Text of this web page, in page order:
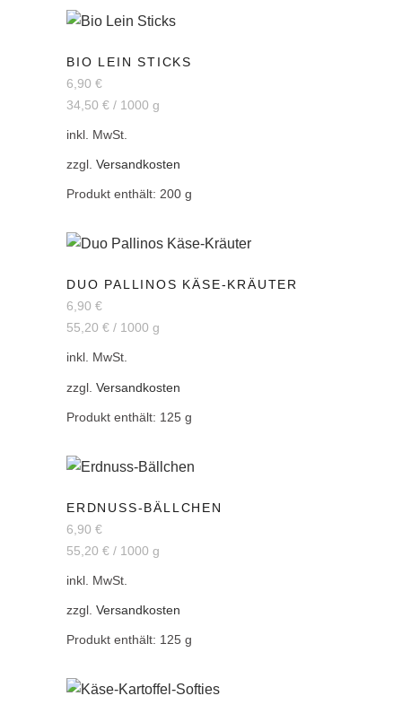
BIO LEIN STICKS
6,90 €
34,50 € / 1000 g
inkl. MwSt.
zzgl. Versandkosten
Produkt enthält: 200 g
DUO PALLINOS KÄSE-KRÄUTER
6,90 €
55,20 € / 1000 g
inkl. MwSt.
zzgl. Versandkosten
Produkt enthält: 125 g
ERDNUSS-BÄLLCHEN
6,90 €
55,20 € / 1000 g
inkl. MwSt.
zzgl. Versandkosten
Produkt enthält: 125 g